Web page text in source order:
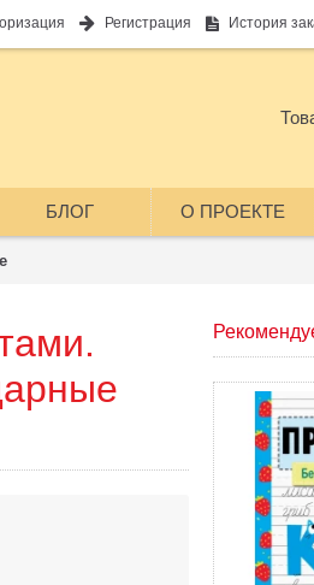
Регистрация История
БЛОГ О ПРОЕКТЕ